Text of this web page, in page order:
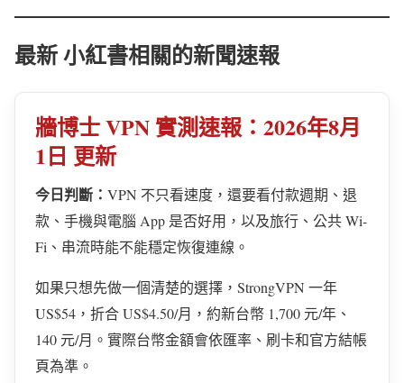
最新 小紅書相關的新聞速報
牆博士 VPN 實測速報：2026年8月
1日 更新
今日判斷： VPN 不只看速度，還要看付款週期、退
款、手機與電腦 App 是否好用，以及旅行、公共 Wi-
Fi、串流時能不能穩定恢復連線。
如果只想先做一個清楚的選擇，StrongVPN 一年
US$54，折合 US$4.50/月，約新台幣 1,700 元/年、
140 元/月。實際台幣金額會依匯率、刷卡和官方結帳
頁為準。